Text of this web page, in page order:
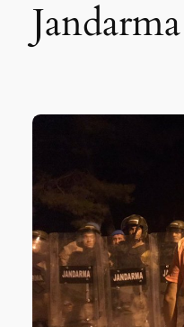
Jandarma